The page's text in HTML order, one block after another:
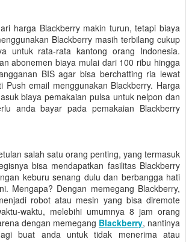
harga Blackberry makin turun, tetapi biaya
Blackberry masih terbilang cukup
untuk rata-rata kantong orang Indonesia.
abonemen biaya mulai dari 100 ribu hingga
BIS agar bisa berchatting ria lewat
Push email menggunakan Blackberry. Harga
biaya pemakaian pulsa untuk nelpon dan
anda bayar pada pemakaian Blackberry
salah satu orang penting, yang termasuk
bisa mendapatkan fasilitas Blackberry
keburu senang dulu dan berbangga hati
Mengapa? Dengan memegang Blackberry,
robot atau mesin yang bisa diremote
waktu, melebihi umumnya 8 jam orang
dengan memegang Blackberry, nantinya
buat anda untuk tidak menerima atau